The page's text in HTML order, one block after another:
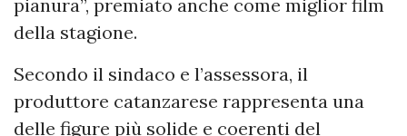
pianura”, premiato anche come miglior film
della stagione.
Secondo il sindaco e l’assessora, il
produttore catanzarese rappresenta una
delle figure più solide e coerenti del